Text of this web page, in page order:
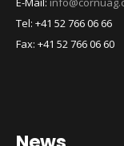
Tel: +41 52 766 06 66
Fax: +41 52 766 06 60